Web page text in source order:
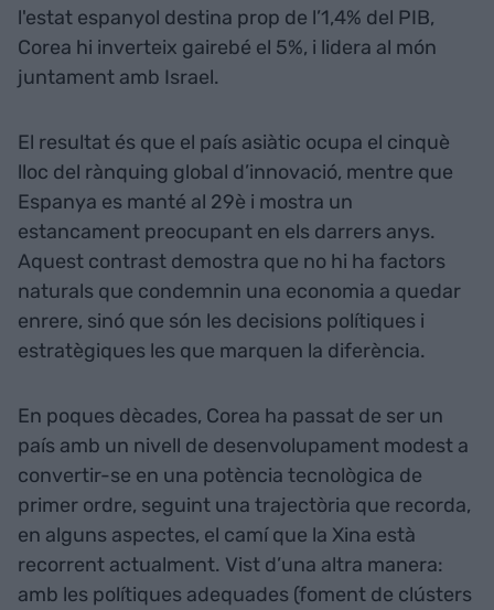
l'estat espanyol destina prop de l’1,4% del PIB,
Corea hi inverteix gairebé el 5%, i lidera al món
juntament amb Israel.
El resultat és que el país asiàtic ocupa el cinquè
lloc del rànquing global d’innovació, mentre que
Espanya es manté al 29è i mostra un
estancament preocupant en els darrers anys.
Aquest contrast demostra que no hi ha factors
naturals que condemnin una economia a quedar
enrere, sinó que són les decisions polítiques i
estratègiques les que marquen la diferència.
En poques dècades, Corea ha passat de ser un
país amb un nivell de desenvolupament modest a
convertir-se en una potència tecnològica de
primer ordre, seguint una trajectòria que recorda,
en alguns aspectes, el camí que la Xina està
recorrent actualment. Vist d’una altra manera:
amb les polítiques adequades (foment de clústers